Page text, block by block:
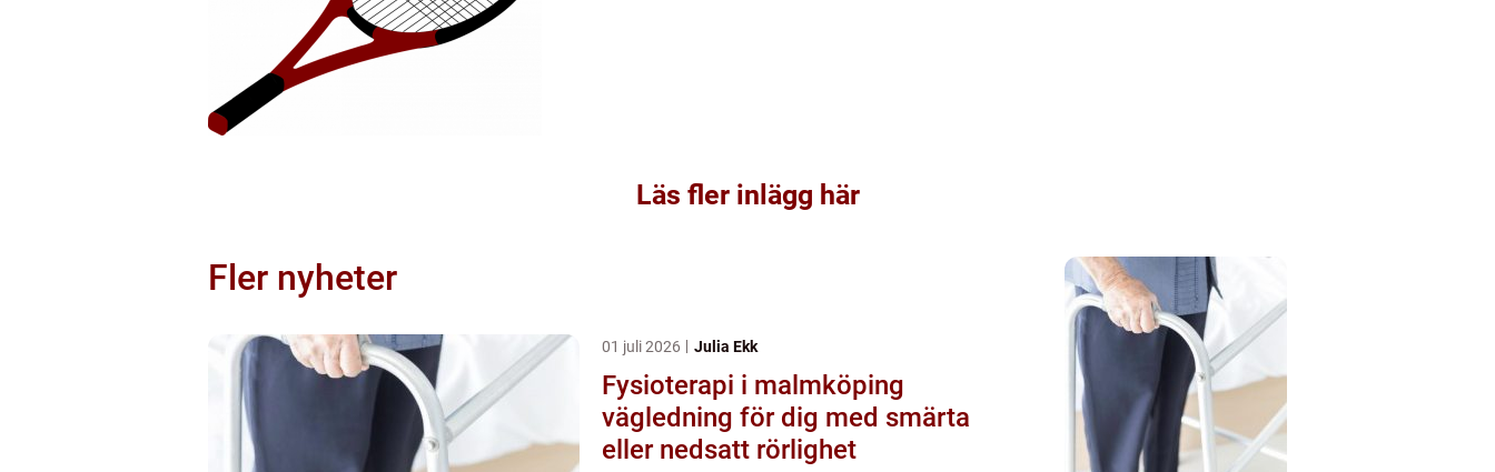
Läs fler inlägg här
Fler nyheter
01 juli 2026 Julia Ekk
Fysioterapi i malmköping
vägledning för dig med smärta
eller nedsatt rörlighet